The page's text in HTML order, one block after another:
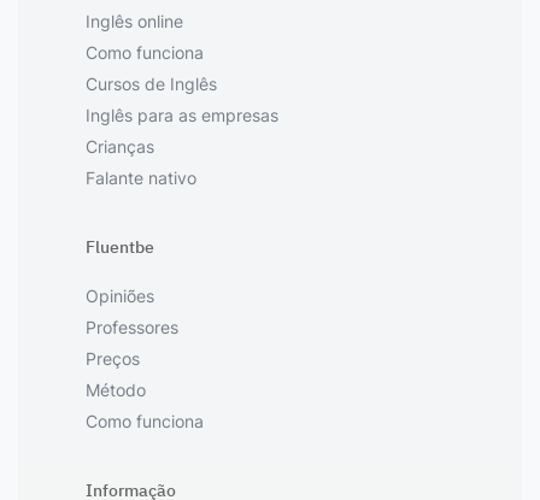
Inglês online
Como funciona
Cursos de Inglês
Inglês para as empresas
Crianças
Falante nativo
Fluentbe
Opiniões
Professores
Preços
Método
Como funciona
Informação